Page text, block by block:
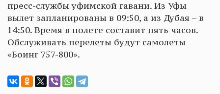
пресс-службы уфимской гавани. Из Уфы
вылет запланированы в 09:50, а из Дубая – в
14:50. Время в полете составит пять часов.
Обслуживать перелеты будут самолеты
«Боинг 757-800».